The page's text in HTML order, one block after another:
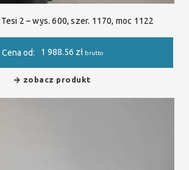
2 – wys. 600, szer. 1170, moc 1122
Cena od: 1 988.56 zł brutto
zobacz produkt